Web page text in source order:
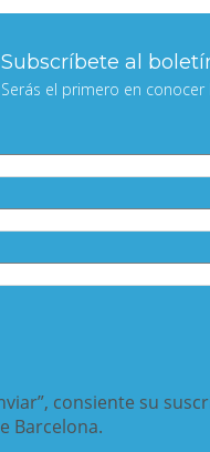
Subscríbete al
Serás el primero en